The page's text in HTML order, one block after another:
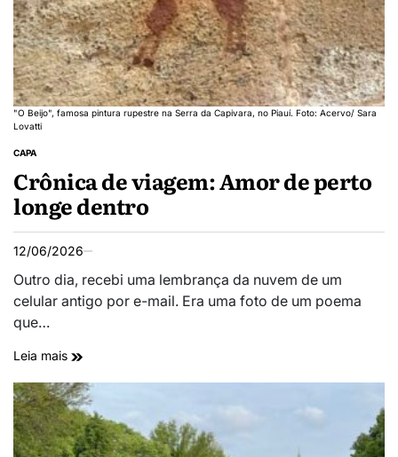
"O Beijo", famosa pintura rupestre na Serra da Capivara, no Piauí. Foto: Acervo/ Sara
Lovatti
CAPA
Crônica de viagem: Amor de perto
longe dentro
12/06/2026
Outro dia, recebi uma lembrança da nuvem de um
celular antigo por e-mail. Era uma foto de um poema
que…
Leia mais